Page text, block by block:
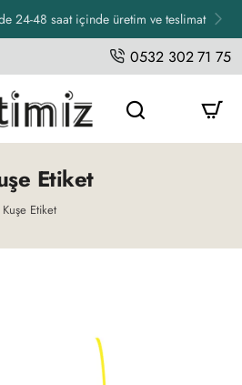
24-48 saat içinde üretim ve teslimat
0532 302 71 75
Etiket
Etiket